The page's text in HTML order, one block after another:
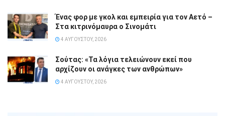
Ένας φορ με γκολ και εμπειρία για τον Αετό –
Στα κιτρινόμαυρα ο Σινομάτι
4 ΑΥΓΟΎΣΤΟΥ, 2026
Σούτας: «Τα λόγια τελειώνουν εκεί που
αρχίζουν οι ανάγκες των ανθρώπων»
4 ΑΥΓΟΎΣΤΟΥ, 2026